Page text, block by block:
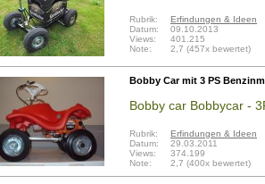
Rubrik:
Erfindungen & Ideen
Datum:
09.10.2013
Views:
401.215
Note:
2,7 (457x bewertet)
Bobby Car mit 3 PS
Bobby car Bobbycar -
Rubrik:
Erfindungen & Ideen
Datum:
29.03.2011
Views:
374.199
Note:
2,7 (400x bewertet)